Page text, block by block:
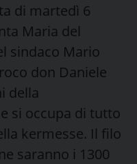
di martedì 6
Maria del
sindaco Mario
don Daniele
della
si occupa di tutto
kermesse. Il filo
saranno i 1300